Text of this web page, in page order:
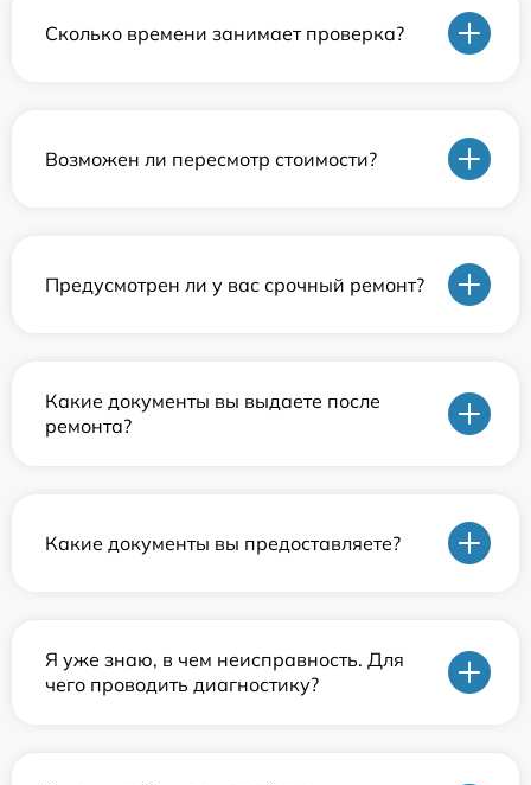
Сколько времени занимает проверка?
Возможен ли пересмотр стоимости?
Предусмотрен ли у вас срочный ремонт?
Какие документы вы выдаете после
ремонта?
Какие документы вы предоставляете?
Я уже знаю, в чем неисправность. Для
чего проводить диагностику?